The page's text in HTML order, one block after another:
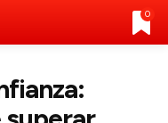
0